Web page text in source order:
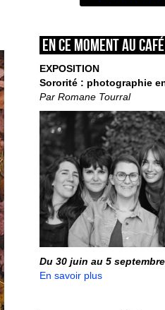
En ce moment au café
EXPOSITION
Sororité : photographie
Par Romane Tourral
Du 30 juin au 5
En savoir plus